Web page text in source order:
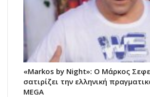
«Markos by Night»: Ο Μάρκος
σατιρίζει την ελληνική
MEGA